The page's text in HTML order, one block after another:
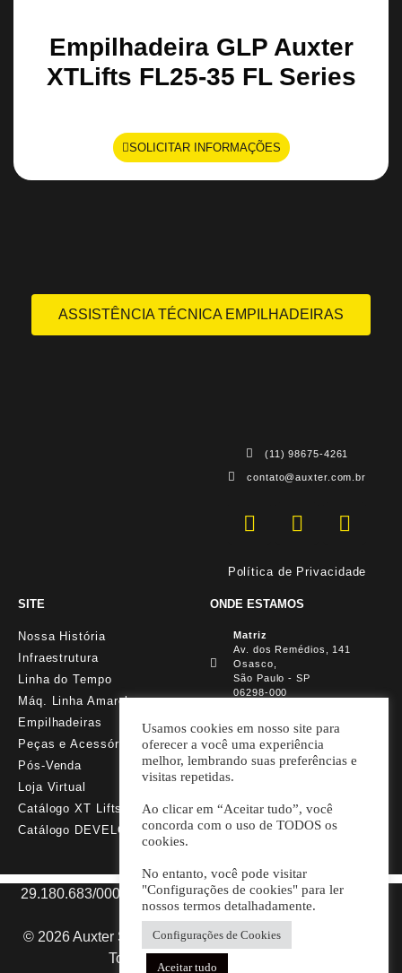
Empilhadeira GLP Auxter
XTLifts FL25-35 FL Series
SOLICITAR INFORMAÇÕES
ASSISTÊNCIA TÉCNICA EMPILHADEIRAS
(11) 98675-4261
contato@auxter.com.br
Política de Privacidade
SITE
Nossa História
Infraestrutura
Linha do Tempo
Máq. Linha Amarela
Empilhadeiras
Peças e Acessórios
Pós-Venda
Loja Virtual
Catálogo XT Lifts
Catálogo DEVELON
ONDE ESTAMOS
Matriz
Av. dos Remédios, 141
Osasco,
São Paulo - SP
06298-000
Filial Ribeirão Preto
Rua Virgilio de Carvalho
Neves Neto, 1086, Jardim
Palmares
29.180.683/0001-98 AUXTER SP MÁQUINAS E PARTS
LTDA.
© 2026 Auxter Soluções em Máquinas e Equipamentos.
Todos os direitos reservados.
Usamos cookies em nosso site para
oferecer a você uma experiência
melhor, lembrando suas preferências e
visitas repetidas.
Ao clicar em “Aceitar tudo”, você
concorda com o uso de TODOS os
cookies.
No entanto, você pode visitar
"Configurações de cookies" para ler
nossos termos detalhadamente.
Configurações de Cookies
Aceitar tudo